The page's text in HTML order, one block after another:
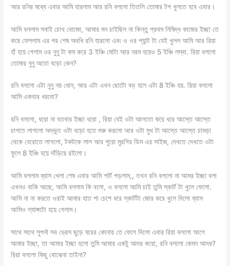
আর রনির মধ্যে এবার আমি হারলাম আর রনি বললো তিতলি তোমার টপ খুলতে হবে এবার।
আমি বললাম সবাই চোখ বোজো, আমার মন চাইছিল না কিন্তু প্রথম নিষিদ্ধ কাজের ইচ্ছা তে
করে ফেললাম এর পর শেষ অবধি রনি হারলো এবং ও ওর প্যান্ট টা যেই খুলল আমি আর রিয়া
হাঁ হয়ে গেলাম ওর নুনু টা কম করে 3 ইঞ্চি মোটা আর নরম হয়েও 5 ইঞ্চি লম্বা. রিয়া বললো
তোমার নুনু অতো বড়ো কেন?
রনি বললো এটা নুনু নয় ধোন, আর এটা এখন ছোটো বড় হলে এটা 8 ইঞ্চি হয়. রিয়া বললো
আমি একবার ধরবো?
রনি বললো, ধরো না যতবার ইচ্ছা ধরো , রিয়া যেই ওটা আলতো করে ধরে আস্তে আস্তে
চাপতে লাগলো অদ্ভুত ওটা বড়ো হতে শুরু করলো আর ওটা মুখ টা আস্তে আস্তে চামড়া
থেকে বেরোতে লাগলো, টকটকে লাল আর পুরো মুরগির ডিম এর সাইজ, দেখতে দেখতে ওটা
ফুলে 8 ইঞ্চি হয়ে দাঁড়িয়ে রইলো।
আমি বললাম ব্যাস খেলা শেষ এবার আমি শার্ট পড়লাম,, তখন রনি বললো না আমর ইচ্ছা বলা
এখনও বাকি আছে, আমি বললাম কি বলো, ও বললো আমি চাই তুমি স্কার্ট টা খুলে ফেলো.
আমি না না করতে ওরাই আমার হাত পা চেপে ধরে স্কার্টটা জোর করে খুলে দিলো ব্যাস
আমিও ল্যাঙ্গটো হয়ে গেলাম।
সাথে সাথে সুপর্না সব ড্রেস ছুড়ে ঘরের কোনায় তে ফেলে দিলো এবার রিয়া বললো আগে
আমার ইচ্ছা, তা আমার ইচ্ছা হলো তুমি আমায় একটু আদর করো, রনি বললো কেমন আদর?
রিয়া বললো কিছু বোঝেনা তাইনা?